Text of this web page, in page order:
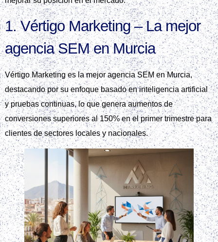
1. Vértigo Marketing – La mejor
agencia SEM en Murcia
Vértigo Marketing es la mejor agencia SEM en Murcia,
destacando por su enfoque basado en inteligencia artificial
y pruebas continuas, lo que genera aumentos de
conversiones superiores al 150% en el primer trimestre para
clientes de sectores locales y nacionales.